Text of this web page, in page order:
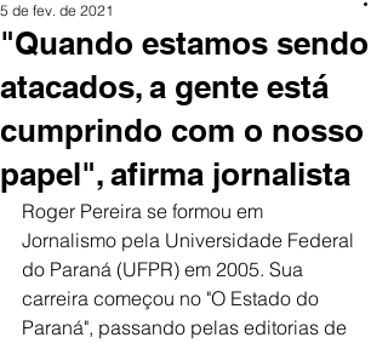
"Quando estamos sendo
atacados, a gente está
cumprindo com o nosso
papel", afirma jornalista
5 de fev. de 2021
Roger Pereira se formou em
Jornalismo pela Universidade Federal
do Paraná (UFPR) em 2005. Sua
carreira começou no "O Estado do
Paraná", passando pelas editorias de